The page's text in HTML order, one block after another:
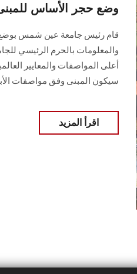
وضع حجر الأساس
قام رئيس جامعة عين شمس بوضع
والمعلومات بالحرم الرئيسي
سيكون المبنى وفق مواصفات
اقرأ المزيد